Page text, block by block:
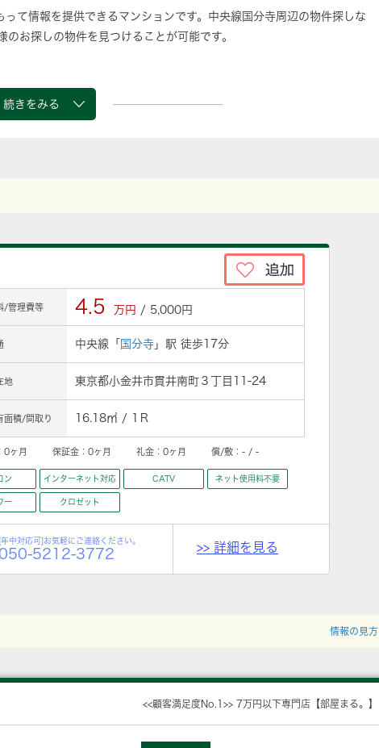
て情報を提供できるマンションです。中央線国分寺周辺の物件探しな
お探しの物件を見つけることが可能です。
続きをみる
/管理費等 4.5 万円 / 5,000円
中央線「 国分寺 」駅 徒歩17分
地 東京都小金井市貫井南町３丁目11-24
面積/間取り 16.18㎡ / 1Ｒ
0ヶ月 保証金： 0ヶ月 礼金： 0ヶ月 償/敷： - / -
ン インターネット対応 CATV ネット使用料不要
ー クロゼット
[年中対応可]お気軽にご連絡ください。
050-5212-3772 >> 詳細を見る
情報の見方
<<顧客満足度No.1>> 7万円以下専門店【部屋まる。】